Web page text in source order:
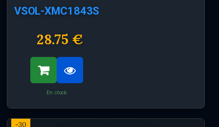
VSOL-XMC1843S
28.75 €
En stock
-30